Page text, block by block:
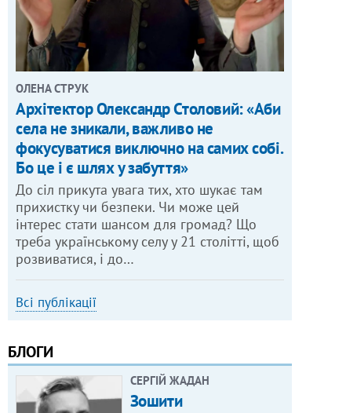
ОЛЕНА СТРУК
Архітектор Олександр Столовий: «Аби
села не зникали, важливо не
фокусуватися виключно на самих собі.
Бо це і є шлях у забуття»
До сіл прикута увага тих, хто шукає там
прихистку чи безпеки. Чи може цей
інтерес стати шансом для громад? Що
треба українському селу у 21 столітті, щоб
розвиватися, і до…
Всі публікації
БЛОГИ
СЕРГІЙ ЖАДАН
Зошити